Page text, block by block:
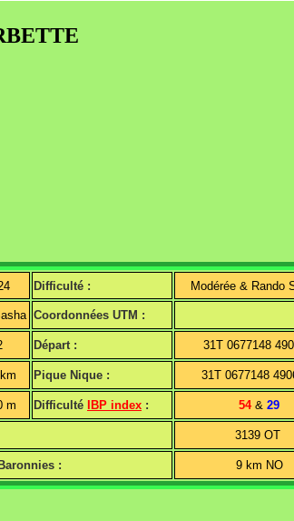
Difficulté : Modérée & Rando
Coordonnées UTM :
Départ : 31T 0677148
Pique Nique : 31T 0677148
m Difficulté IBP index : 54& 29
3139 OT
: 9 km NO